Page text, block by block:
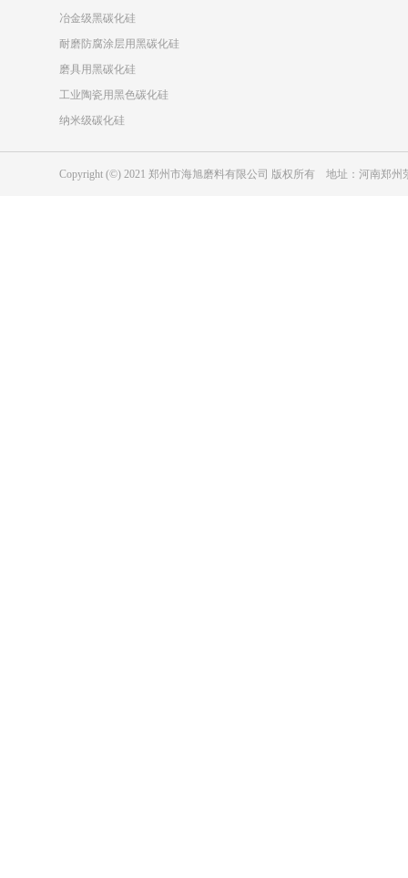
冶金级黑碳化硅
耐磨防腐涂层用黑碳化硅
磨具用黑碳化硅
工业陶瓷用黑色碳化硅
纳米级碳化硅
Copyright (©) 2021 郑州市海旭磨料有限公司 版权所有 地址：河南郑